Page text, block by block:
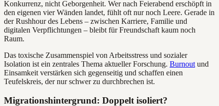
Konkurrenz, nicht Geborgenheit. Wer nach Feierabend erschöpft in
den eigenen vier Wänden landet, fühlt oft nur noch Leere. Gerade in
der Rushhour des Lebens – zwischen Karriere, Familie und
digitalen Verpflichtungen – bleibt für Freundschaft kaum noch
Raum.
Das toxische Zusammenspiel von Arbeitsstress und sozialer
Isolation ist ein zentrales Thema aktueller Forschung. Burnout und
Einsamkeit verstärken sich gegenseitig und schaffen einen
Teufelskreis, der nur schwer zu durchbrechen ist.
Migrationshintergrund: Doppelt isoliert?